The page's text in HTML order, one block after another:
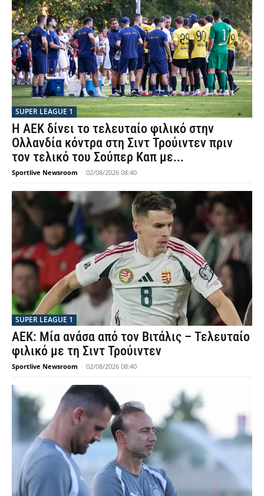
SUPER LEAGUE 1
Η ΑΕΚ δίνει το τελευταίο φιλικό στην
Ολλανδία κόντρα στη Σιντ Τρούιντεν πριν
τον τελικό του Σούπερ Καπ με...
Sportlive Newsroom - 02/08/2026 08:40
SUPER LEAGUE 1
ΑΕΚ: Μία ανάσα από τον Βιτάλις – Τελευταίο
φιλικό με τη Σιντ Τρούιντεν
Sportlive Newsroom - 02/08/2026 08:40